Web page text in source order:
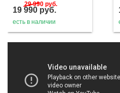
29 990 руб.
19 990 руб.
есть в наличии